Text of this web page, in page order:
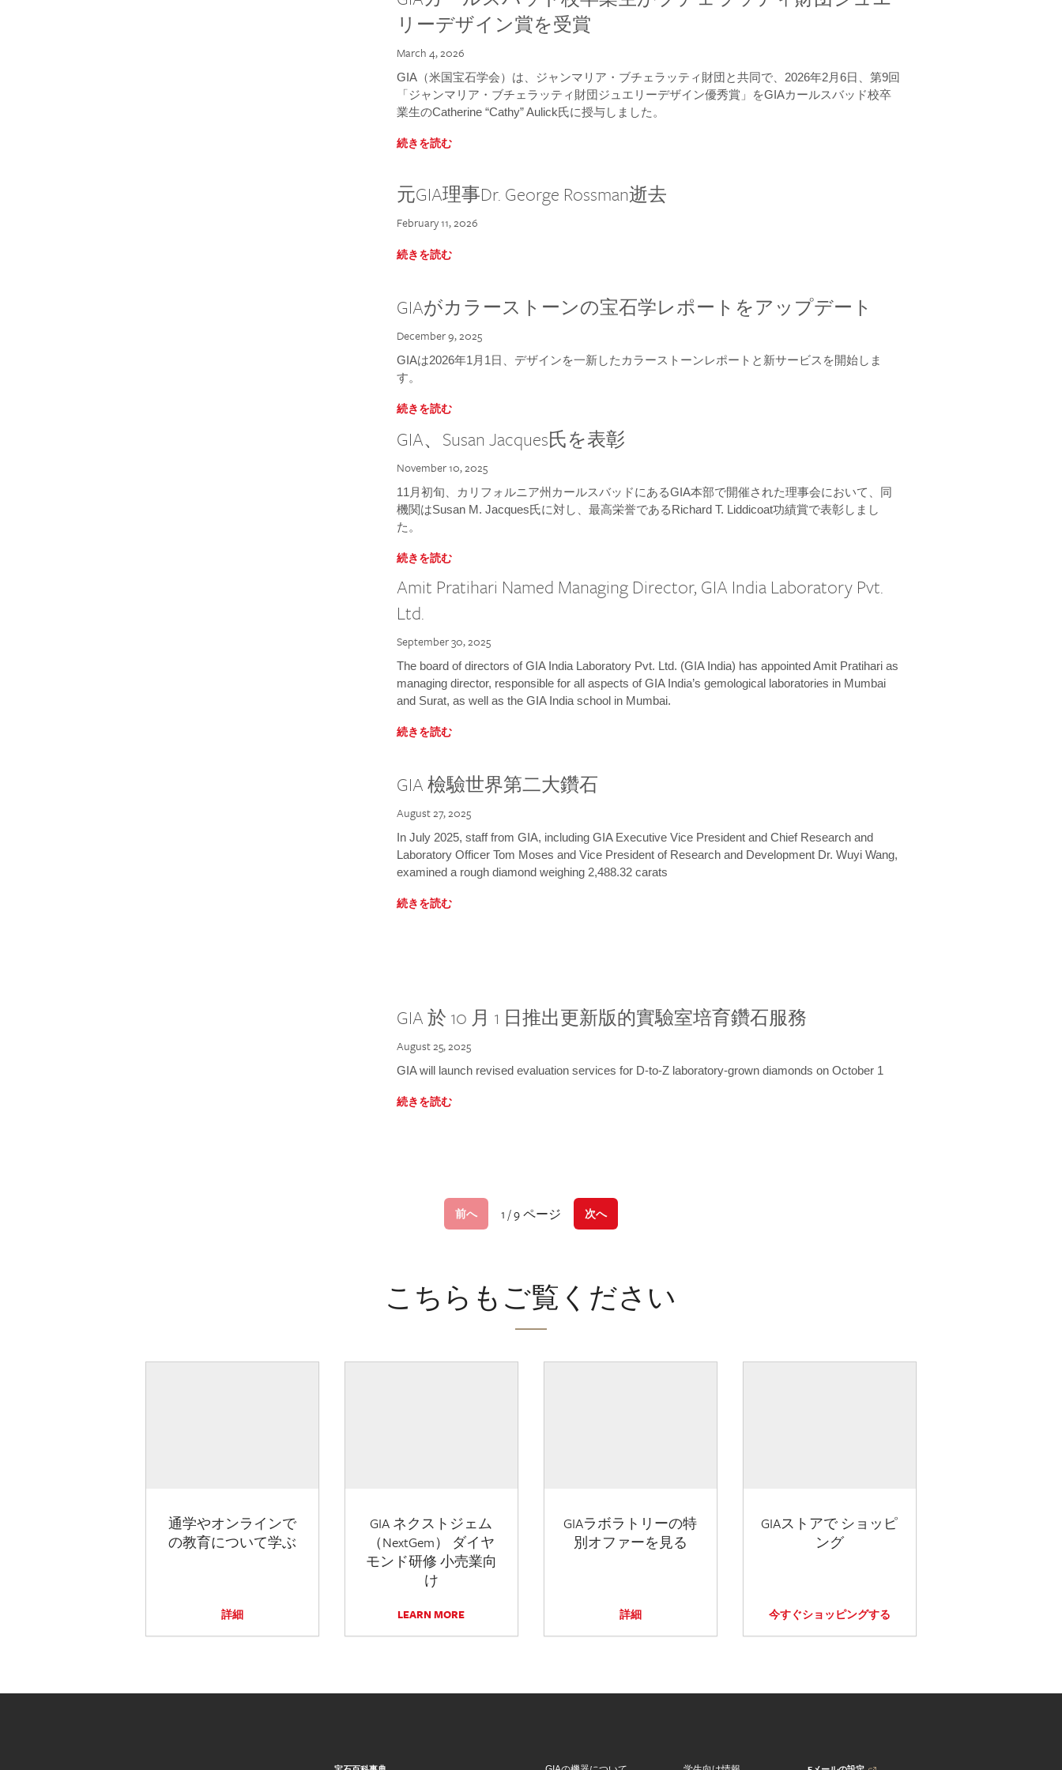
リーデザイン賞を受賞
March 4, 2026
GIA（米国宝石学会）は、ジャンマリア・ブチェラッティ財団と共同で、2026年2月6日、第9回
「ジャンマリア・ブチェラッティ財団ジュエリーデザイン優秀賞」をGIAカールスバッド校卒
業生のCatherine “Cathy” Aulick氏に授与しました。
続きを読む
元GIA理事Dr. George Rossman逝去
February 11, 2026
続きを読む
GIAがカラーストーンの宝石学レポートをアップデート
December 9, 2025
GIAは2026年1月1日、デザインを一新したカラーストーンレポートと新サービスを開始しま
す。
続きを読む
GIA、Susan Jacques氏を表彰
November 10, 2025
11月初旬、カリフォルニア州カールスバッドにあるGIA本部で開催された理事会において、同
機関はSusan M. Jacques氏に対し、最高栄誉であるRichard T. Liddicoat功績賞で表彰しまし
た。
続きを読む
Amit Pratihari Named Managing Director, GIA India Laboratory Pvt.
Ltd.
September 30, 2025
The board of directors of GIA India Laboratory Pvt. Ltd. (GIA India) has appointed Amit Pratihari as
managing director, responsible for all aspects of GIA India’s gemological laboratories in Mumbai
and Surat, as well as the GIA India school in Mumbai.
続きを読む
GIA 檢驗世界第二大鑽石
August 27, 2025
In July 2025, staff from GIA, including GIA Executive Vice President and Chief Research and
Laboratory Officer Tom Moses and Vice President of Research and Development Dr. Wuyi Wang,
examined a rough diamond weighing 2,488.32 carats
続きを読む
GIA 於 10 月 1 日推出更新版的實驗室培育鑽石服務
August 25, 2025
GIA will launch revised evaluation services for D-to-Z laboratory-grown diamonds on October 1
続きを読む
前へ 1 / 9 ページ 次へ
こちらもご覧ください
通学やオンラインで
の教育について学ぶ
詳細
GIA ネクストジェム
（NextGem） ダイヤ
モンド研修 小売業向
け
LEARN MORE
GIAラボラトリーの特
別オファーを見る
詳細
GIAストアで ショッピ
ング
今すぐショッピングする